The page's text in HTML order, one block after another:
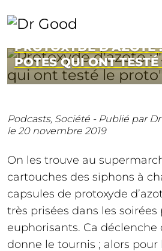
20 novembre 2019
PROTOXYDE D'AZOTE
POTES QUI ONT
Podcasts, Société - Publié par
le 20 novembre 2019
On les trouve au
cartouches des siphons à
capsules de protoxyde
très prisées dans les soirées
euphorisants. Ca déclenche
donne le tournis ; alors pour